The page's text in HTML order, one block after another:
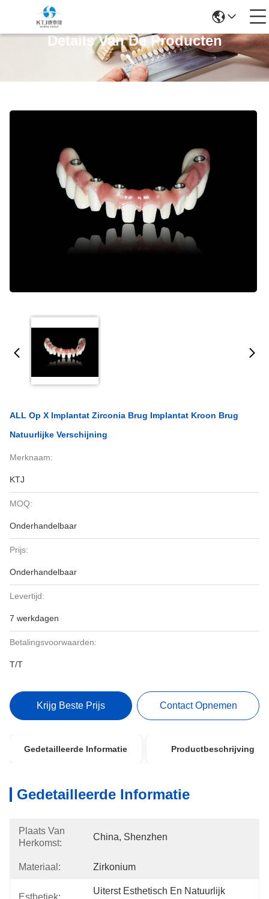
Details Van De Producten
ALL Op X Implantat Zirconia Brug Implantat Kroon Brug
Natuurlijke Verschijning
Merknaam:
KTJ
MOQ:
Onderhandelbaar
Prijs:
Onderhandelbaar
Levertijd:
7 werkdagen
Betalingsvoorwaarden:
T/T
Krijg Beste Prijs Contact Opnemen
Gedetailleerde Informatie Productbeschrijving
Gedetailleerde Informatie
Plaats Van
Herkomst:
China, Shenzhen
Materiaal: Zirkonium
Esthetiek:
Uiterst Esthetisch En Natuurlijk